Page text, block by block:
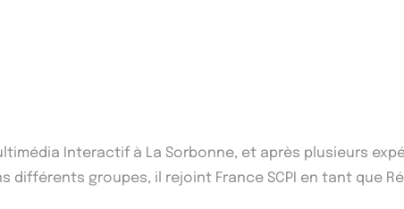
Interactif à La Sorbonne, et après plusieurs
différents groupes, il rejoint France SCPI en tant que